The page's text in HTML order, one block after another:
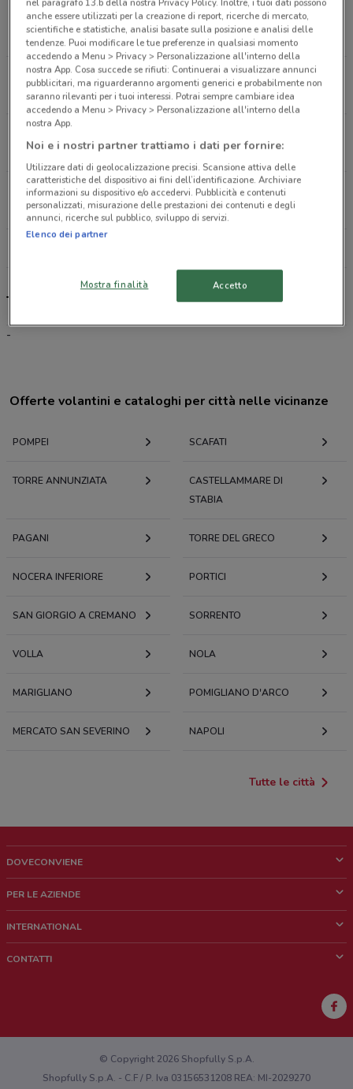
Via Lepanto 55 Pompei
178 m
Strada Statale 145 42 Pompei
1.9 km
Via Scafati 119 Sant'antonio Abate
2.3 km
Via Scafati 218 Sant'antonio Abate
2.3 km
Tiscali Casa, offerte e negozi
-
Offerte volantini e cataloghi per città nelle vicinanze
POMPEI SCAFATI
TORRE ANNUNZIATA
CASTELLAMMARE DI
STABIA
PAGANI TORRE DEL GRECO
NOCERA INFERIORE PORTICI
SAN GIORGIO A CREMANO SORRENTO
VOLLA NOLA
MARIGLIANO POMIGLIANO D'ARCO
MERCATO SAN SEVERINO NAPOLI
Tutte le città
DOVECONVIENE
Chi siamo
Lavora con noi
PER LE AZIENDE
Richieste commerciali e marketing
INTERNATIONAL
CONTATTI
Hai un malfunzionamento sul web o sull'app?
© Copyright 2026 Shopfully S.p.A.
Shopfully S.p.A. - C.F / P. Iva 03156531208 REA: MI-2029270
nel paragrafo 13.b della nostra Privacy Policy. Inoltre, i tuoi dati possono
anche essere utilizzati per la creazione di report, ricerche di mercato,
scientifiche e statistiche, analisi basate sulla posizione e analisi delle
tendenze. Puoi modificare le tue preferenze in qualsiasi momento
accedendo a Menu > Privacy > Personalizzazione all'interno della
nostra App. Cosa succede se rifiuti: Continuerai a visualizzare annunci
pubblicitari, ma riguarderanno argomenti generici e probabilmente non
saranno rilevanti per i tuoi interessi. Potrai sempre cambiare idea
accedendo a Menu > Privacy > Personalizzazione all'interno della
nostra App.
Noi e i nostri partner trattiamo i dati per fornire:
Utilizzare dati di geolocalizzazione precisi. Scansione attiva delle
caratteristiche del dispositivo ai fini dell’identificazione. Archiviare
informazioni su dispositivo e/o accedervi. Pubblicità e contenuti
personalizzati, misurazione delle prestazioni dei contenuti e degli
annunci, ricerche sul pubblico, sviluppo di servizi.
Elenco dei partner
Mostra finalità Accetto